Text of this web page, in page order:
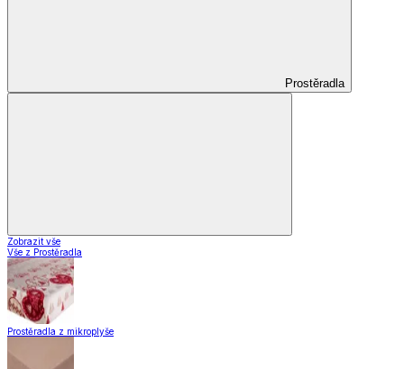
Prostěradla
Zobrazit vše
Vše z Prostěradla
Prostěradla z mikroplyše